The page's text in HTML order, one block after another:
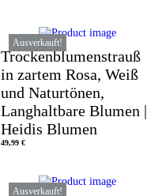
Ausverkauft!
Trockenblumenstrauß
in zartem Rosa, Weiß
und Naturtönen,
Langhaltbare Blumen |
Heidis Blumen
49,99 €
Ausverkauft!